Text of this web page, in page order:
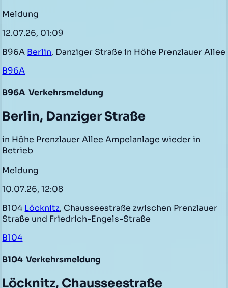
Meldung
12.07.26, 01:09
B96A Berlin, Danziger Straße in Höhe Prenzlauer Allee
B96A
B96A Verkehrsmeldung
Berlin, Danziger Straße
in Höhe Prenzlauer Allee Ampelanlage wieder in
Betrieb
Meldung
10.07.26, 12:08
B104 Löcknitz, Chausseestraße zwischen Prenzlauer
Straße und Friedrich-Engels-Straße
B104
B104 Verkehrsmeldung
Löcknitz, Chausseestraße